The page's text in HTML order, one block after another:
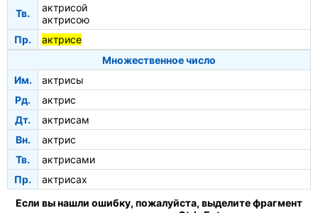
Тв.
актрисой
актрисою
Пр.
актрисе
Множественное число
Им.
актрисы
Рд.
актрис
Дт.
актрисам
Вн.
актрис
Тв.
актрисами
Пр.
актрисах
Если вы нашли ошибку, пожалуйста, выделите фрагмент